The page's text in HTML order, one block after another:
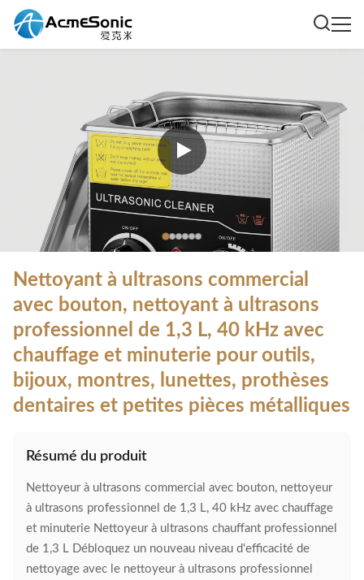
Nettoyant à ultrasons commercial
avec bouton, nettoyant à ultrasons
professionnel de 1,3 L, 40 kHz avec
chauffage et minuterie pour outils,
bijoux, montres, lunettes, prothèses
dentaires et petites pièces métalliques
Résumé du produit
Nettoyeur à ultrasons commercial avec bouton, nettoyeur
à ultrasons professionnel de 1,3 L, 40 kHz avec chauffage
et minuterie Nettoyeur à ultrasons chauffant professionnel
de 1,3 L Débloquez un nouveau niveau d'efficacité de
nettoyage avec le nettoyeur à ultrasons professionnel